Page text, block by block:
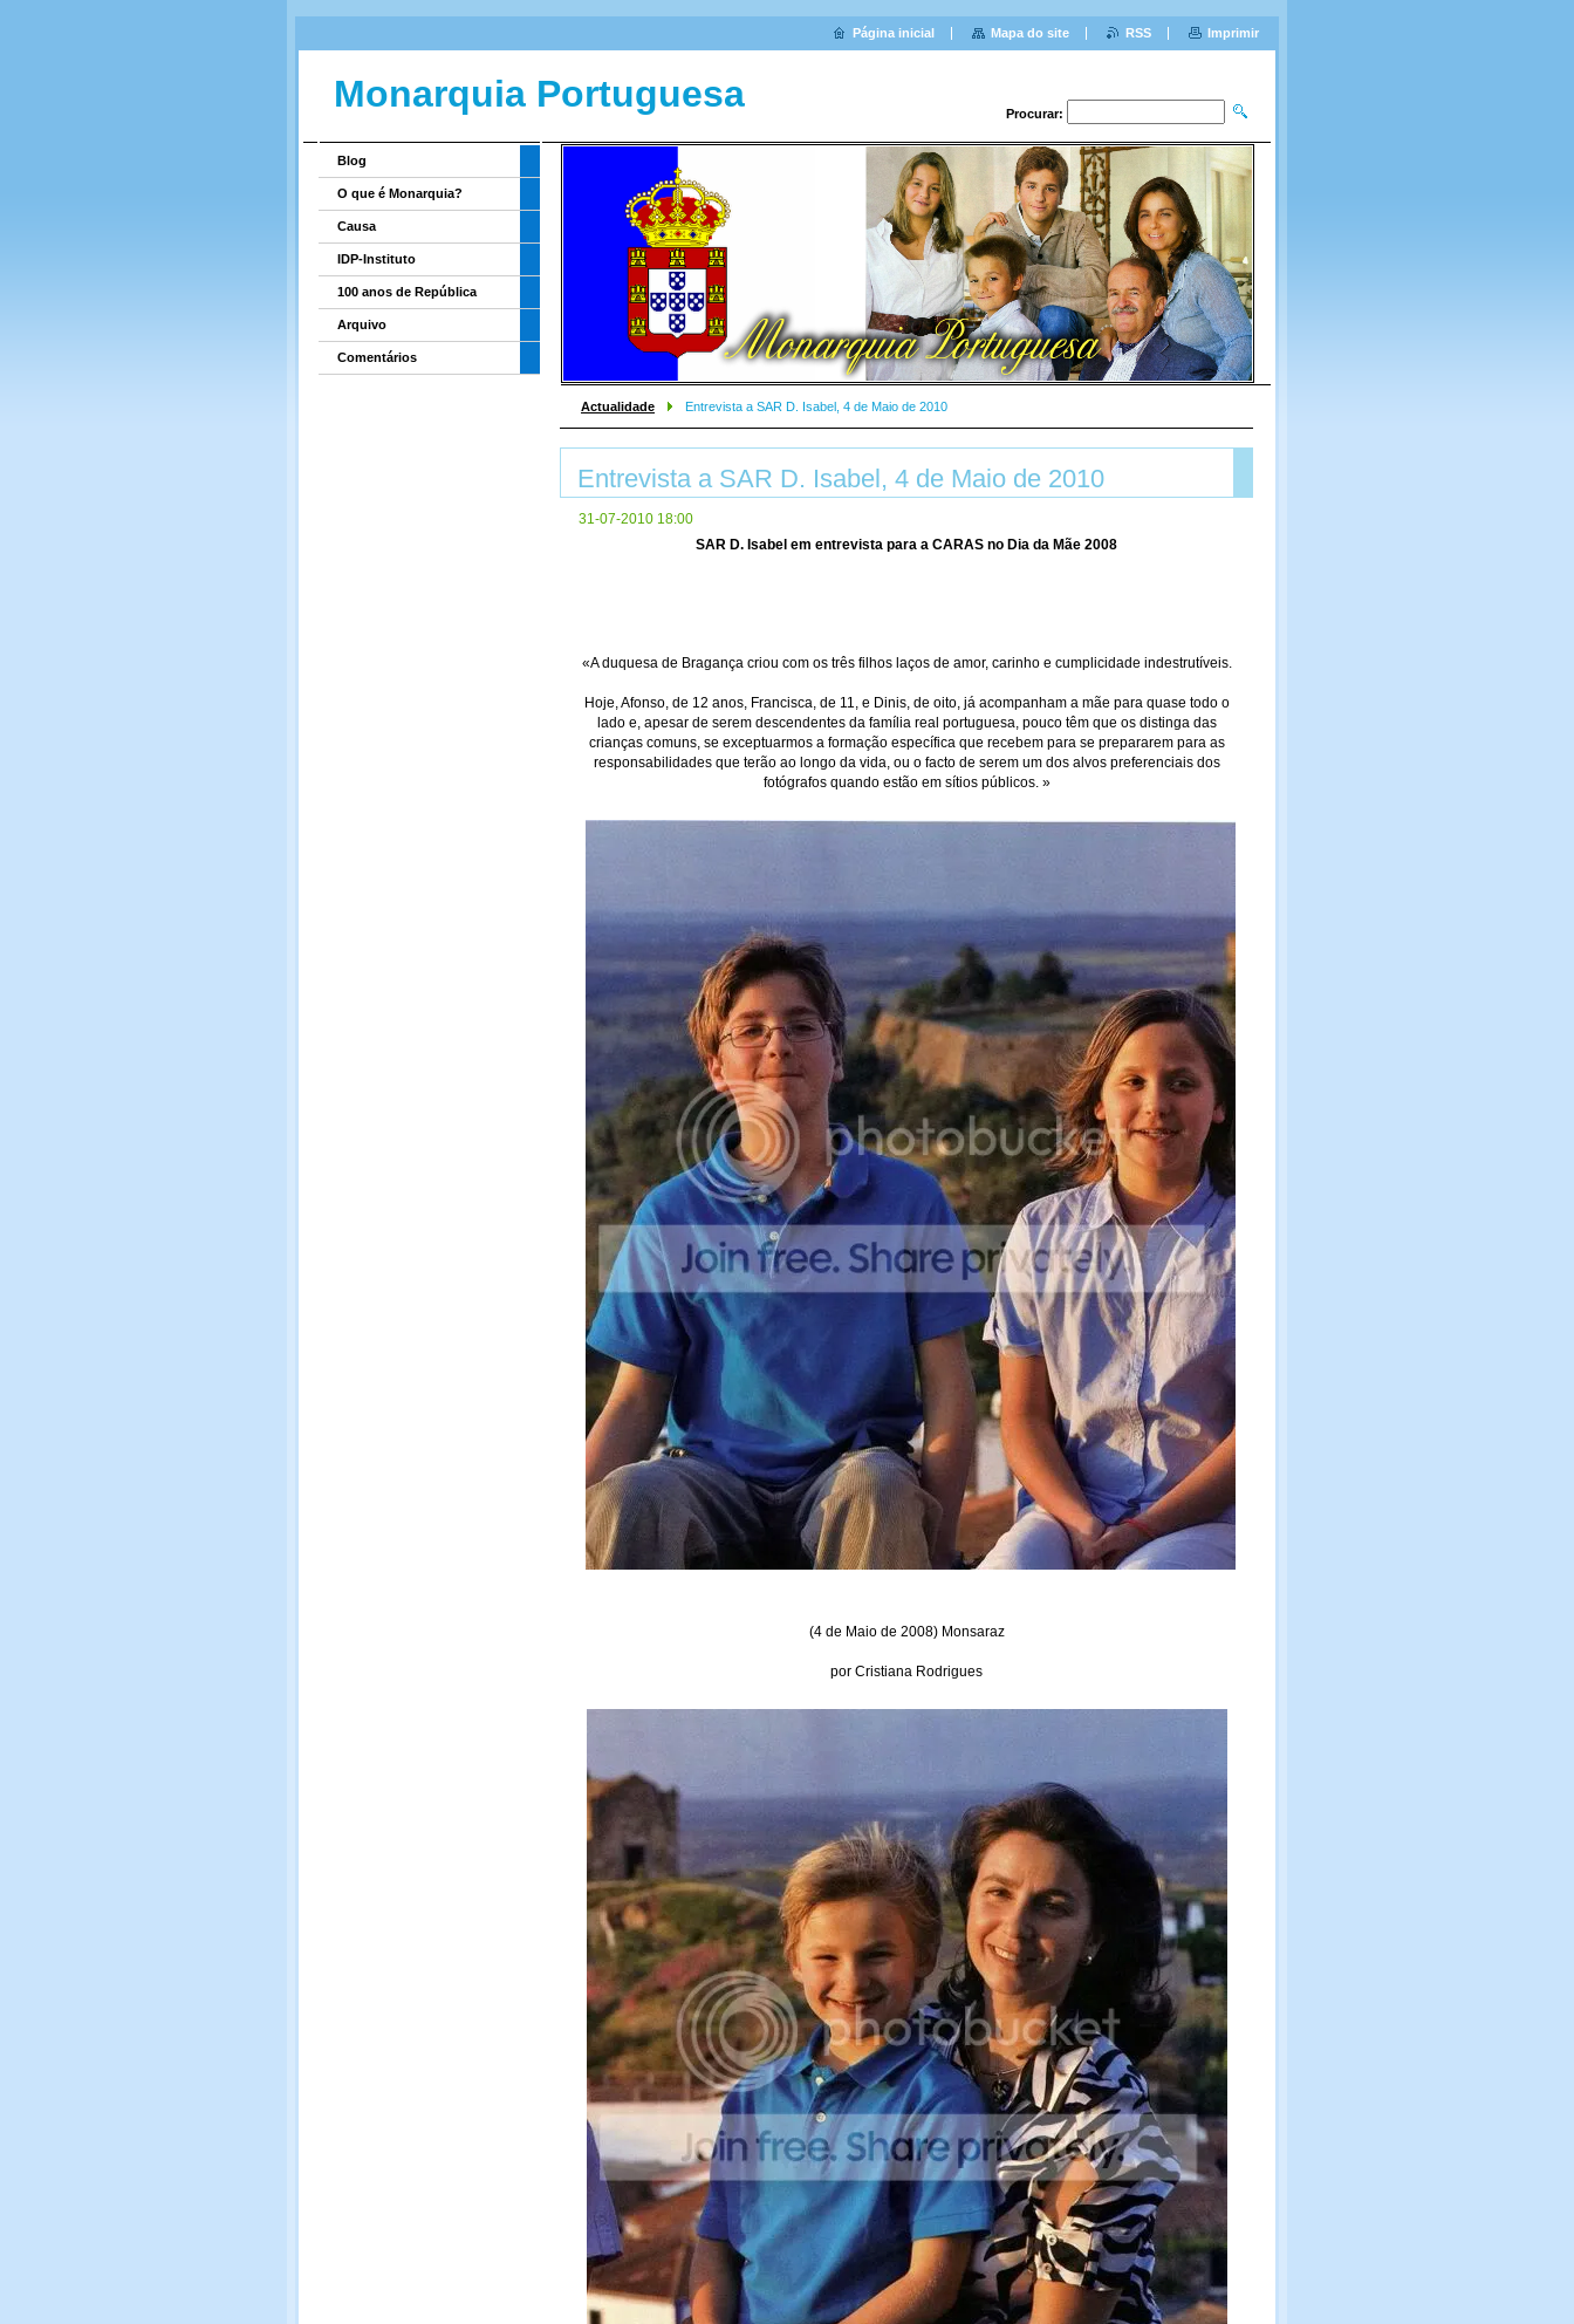
Monarquia Portuguesa Procurar:
Actualidade Entrevista a SAR D. Isabel, 4 de Maio de 2010
Entrevista a SAR D. Isabel, 4 de Maio de 2010
31-07-2010 18:00
SAR D. Isabel em entrevista para a CARAS no Dia da Mãe 2008
«A duquesa de Bragança criou com os três filhos laços de amor, carinho e cumplicidade indestrutíveis.
Hoje, Afonso, de 12 anos, Francisca, de 11, e Dinis, de oito, já acompanham a mãe para quase todo o
lado e, apesar de serem descendentes da família real portuguesa, pouco têm que os distinga das
crianças comuns, se exceptuarmos a formação específica que recebem para se prepararem para as
responsabilidades que terão ao longo da vida, ou o facto de serem um dos alvos preferenciais dos
fotógrafos quando estão em sítios públicos. »
(4 de Maio de 2008) Monsaraz
por Cristiana Rodrigues
Blog
O que é Monarquia?
Causa
IDP-Instituto
100 anos de República
Arquivo
Comentários
Página inicial Mapa do site RSS Imprimir